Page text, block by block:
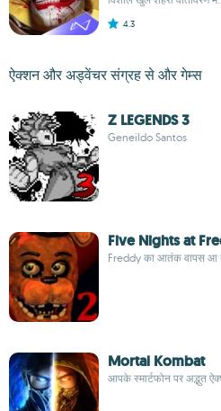
4.3
ऐक्शन और अड्वेंचर संग्रह से और गेम्स
Z LEGENDS 3
Geneildo Santos
Five Nights at
Freddy का आतंक वापस आ
Mortal Kombat
आपके स्मार्टफोन पर अद्भुत